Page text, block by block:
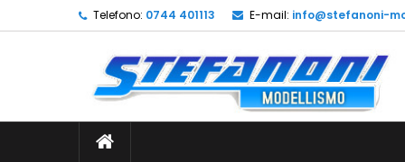
Telefono: 0744 401113 E-mail: info@stefanoni-